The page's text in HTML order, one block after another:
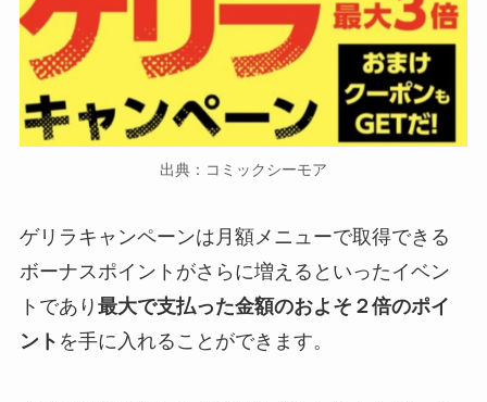
出典：コミックシーモア
ゲリラキャンペーンは月額メニューで取得できる
ボーナスポイントがさらに増えるといったイベン
トであり 最大で支払った金額のおよそ２倍のポイ
ント を手に入れることができます。